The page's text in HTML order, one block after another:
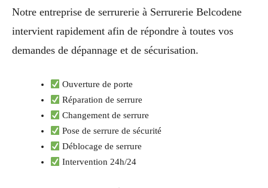
Notre entreprise de serrurerie à Serrurerie Belcodene
intervient rapidement afin de répondre à toutes vos
demandes de dépannage et de sécurisation.
Ouverture de porte
Réparation de serrure
Changement de serrure
Pose de serrure de sécurité
Déblocage de serrure
Intervention 24h/24